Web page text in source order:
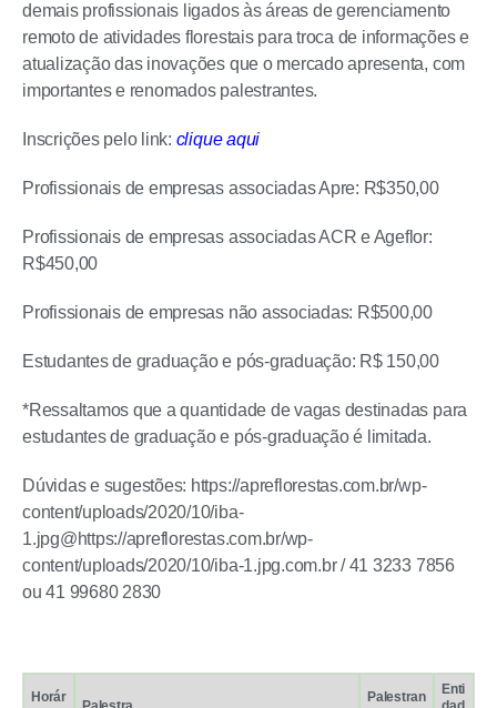
demais profissionais ligados às áreas de gerenciamento
remoto de atividades florestais para troca de informações e
atualização das inovações que o mercado apresenta, com
importantes e renomados palestrantes.
Inscrições pelo link: clique aqui
Profissionais de empresas associadas Apre: R$350,00
Profissionais de empresas associadas ACR e Ageflor:
R$450,00
Profissionais de empresas não associadas: R$500,00
Estudantes de graduação e pós-graduação: R$ 150,00
*Ressaltamos que a quantidade de vagas destinadas para
estudantes de graduação e pós-graduação é limitada.
Dúvidas e sugestões: https://apreflorestas.com.br/wp-
content/uploads/2020/10/iba-
1.jpg@https://apreflorestas.com.br/wp-
content/uploads/2020/10/iba-1.jpg.com.br / 41 3233 7856
ou 41 99680 2830
Horár
Palestran
Enti